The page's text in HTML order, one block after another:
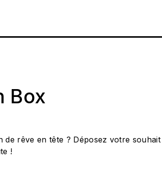
Box
de rêve en tête ? Déposez votre souhait
!